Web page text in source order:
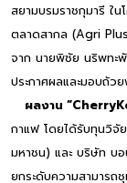
สยามบรมราชกุมารี ใ
ตลาดสากล (Agri
จาก นายพิชัย นริพทะ
ประกาศผลและมอบถ้วย
ผลงาน
กาแฟ โดยได้รับทุนวิจั
มหาชน) และ บริษัท บอ
ยกระดับความสามาร